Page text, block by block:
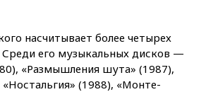
насчитывает более четырех
Среди его музыкальных дисков —
«Размышления шута» (1987),
«Ностальгия» (1988), «Монте-